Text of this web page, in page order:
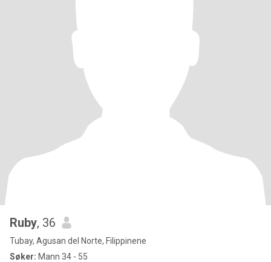
Ruby, 36
Tubay, Agusan del Norte, Filippinene
Søker: Mann 34 - 55